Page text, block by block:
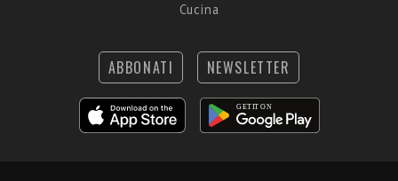
Cucina
ABBONATI NEWSLETTER